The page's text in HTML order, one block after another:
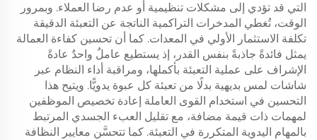
التي قد تؤدي إلى مشكلات تنظيمية أو عدم رضا العملاء. وبمرور
الوقت، تُغطي المدخرات التراكمية الناتجة عن التعبئة الدقيقة
تكلفة الاستثمار الأولي في المعدات. كما أن تحسين كفاءة العمالة
يمثل فائدةً جاذبةً بنفس القدر، إذ يستطيع عاملٌ واحدٌ عادةً
الإشراف على عملية التعبئة بأكملها، ومراقبة أداء النظام عبر
شاشات لمس بديهية بدلًا من تعبئة كل عبوة يدويًّا. ويتيح هذا
التحسين في استخدام القوى العاملة إعادة تخصيص الموظفين
لمهمات ذات قيمة مضافة، مع تقليل العبء الجسدي المرتبط
بالمهام اليدوية المتكررة في التعبئة. كما تتحسَّن معايير النظافة